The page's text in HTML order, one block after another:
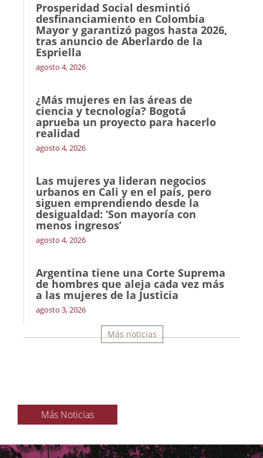
Prosperidad Social desmintió
desfinanciamiento en Colombia
Mayor y garantizó pagos hasta 2026,
tras anuncio de Aberlardo de la
Espriella
agosto 4, 2026
¿Más mujeres en las áreas de
ciencia y tecnología? Bogotá
aprueba un proyecto para hacerlo
realidad
agosto 4, 2026
Las mujeres ya lideran negocios
urbanos en Cali y en el país, pero
siguen emprendiendo desde la
desigualdad: ‘Son mayoría con
menos ingresos’
agosto 4, 2026
Argentina tiene una Corte Suprema
de hombres que aleja cada vez más
a las mujeres de la Justicia
agosto 3, 2026
Más noticias
Más Noticias